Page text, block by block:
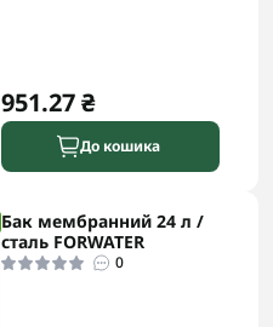
951.27 ₴
До кошика
Бак мембранний 24 л /
сталь FORWATER
0